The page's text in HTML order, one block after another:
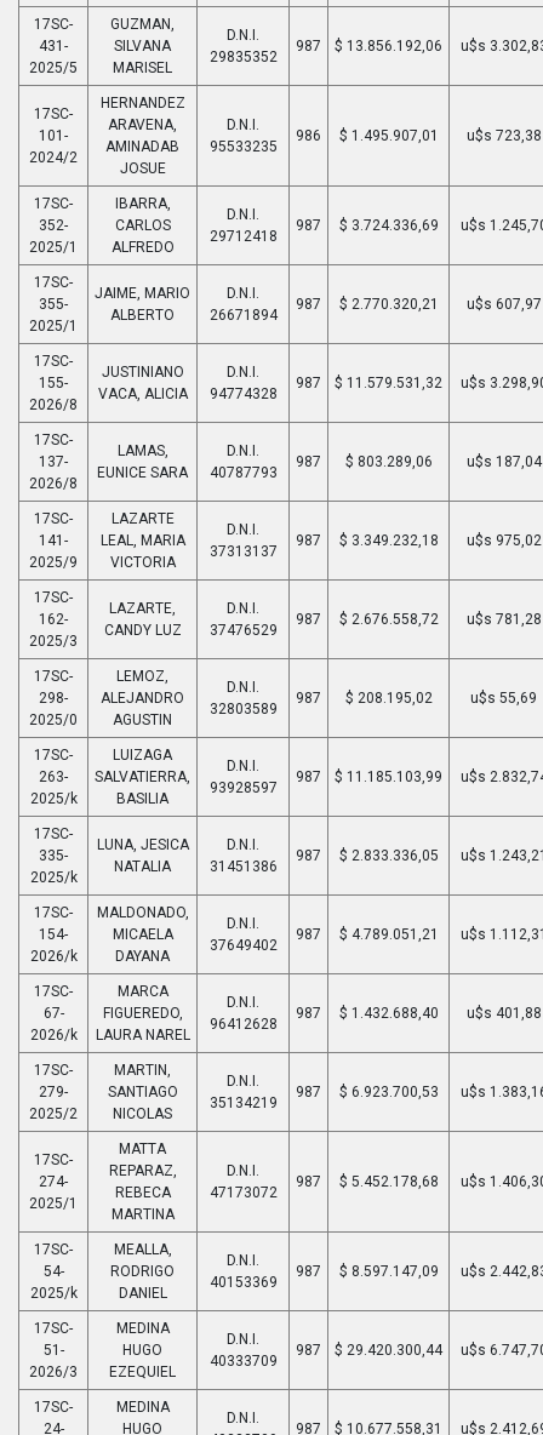
17SC-
431-
2025/5
GUZMAN,
SILVANA
MARISEL
D.N.I.
29835352
987 $ 13.856.192,06 u$s
17SC-
101-
2024/2
HERNANDEZ
ARAVENA,
AMINADAB
JOSUE
D.N.I.
95533235
986 $ 1.495.907,01 u$s 723,38
17SC-
352-
2025/1
IBARRA,
CARLOS
ALFREDO
D.N.I.
29712418
987 $ 3.724.336,69 u$s
17SC-
355-
2025/1
JAIME, MARIO
ALBERTO
D.N.I.
26671894
987 $ 2.770.320,21 u$s 607,97
17SC-
155-
2026/8
JUSTINIANO
VACA, ALICIA
D.N.I.
94774328
987 $ 11.579.531,32 u$s
17SC-
137-
2026/8
LAMAS,
EUNICE SARA
D.N.I.
40787793
987 $ 803.289,06 u$s 187,04
17SC-
141-
2025/9
LAZARTE
LEAL, MARIA
VICTORIA
D.N.I.
37313137
987 $ 3.349.232,18 u$s 975,02
17SC-
162-
2025/3
LAZARTE,
CANDY LUZ
D.N.I.
37476529
987 $ 2.676.558,72 u$s 781,28
17SC-
298-
2025/0
LEMOZ,
ALEJANDRO
AGUSTIN
D.N.I.
32803589
987 $ 208.195,02 u$s 55,69
17SC-
263-
2025/k
LUIZAGA
SALVATIERRA,
BASILIA
D.N.I.
93928597
987 $ 11.185.103,99 u$s
17SC-
335-
2025/k
LUNA, JESICA
NATALIA
D.N.I.
31451386
987 $ 2.833.336,05 u$s
17SC-
154-
2026/k
MALDONADO,
MICAELA
DAYANA
D.N.I.
37649402
987 $ 4.789.051,21 u$s
17SC-
67-
2026/k
MARCA
FIGUEREDO,
LAURA NAREL
D.N.I.
96412628
987 $ 1.432.688,40 u$s 401,88
17SC-
279-
2025/2
MARTIN,
SANTIAGO
NICOLAS
D.N.I.
35134219
987 $ 6.923.700,53 u$s
17SC-
274-
2025/1
MATTA
REPARAZ,
REBECA
MARTINA
D.N.I.
47173072
987 $ 5.452.178,68 u$s
17SC-
54-
2025/k
MEALLA,
RODRIGO
DANIEL
D.N.I.
40153369
987 $ 8.597.147,09 u$s
17SC-
51-
2026/3
MEDINA
HUGO
EZEQUIEL
D.N.I.
40333709
987 $ 29.420.300,44 u$s
17SC-
24-
MEDINA
HUGO
D.N.I.
987 $ 10.677.558,31 u$s